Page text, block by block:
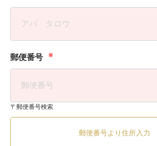
郵便番号 ※
〒郵便番号検索
郵便番号より住所入力